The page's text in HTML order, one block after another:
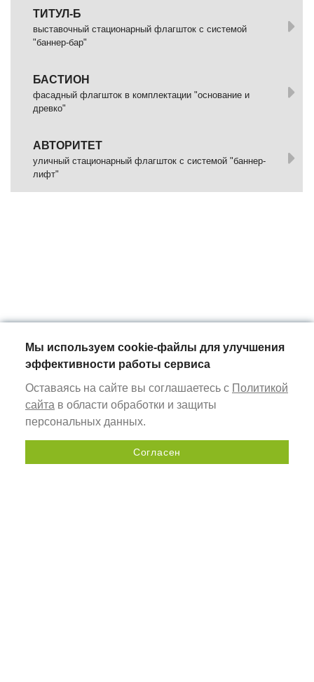
ТИТУЛ-Б
выставочный стационарный флагшток с системой
"баннер-бар"
БАСТИОН
фасадный флагшток в комплектации "основание и
древко"
АВТОРИТЕТ
уличный стационарный флагшток с системой "баннер-
лифт"
Отправить запрос
Мы используем cookie-файлы для улучшения
эффективности работы сервиса
Оставаясь на сайте вы соглашаетесь с Политикой
сайта в области обработки и защиты
персональных данных.
Согласен